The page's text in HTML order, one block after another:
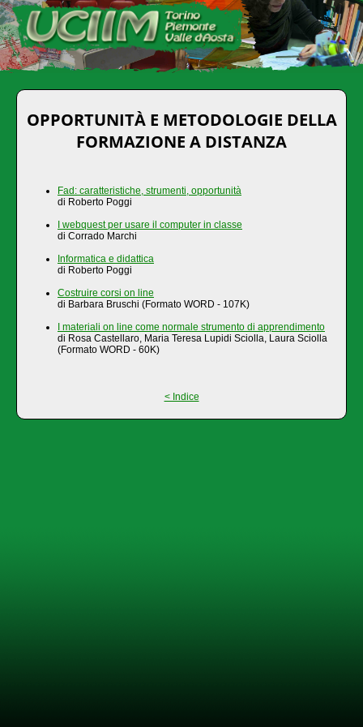
OPPORTUNITÀ E METODOLOGIE DELLA
FORMAZIONE A DISTANZA
Fad: caratteristiche, strumenti, opportunità
di Roberto Poggi
I webquest per usare il computer in classe
di Corrado Marchi
Informatica e didattica
di Roberto Poggi
Costruire corsi on line
di Barbara Bruschi (Formato WORD - 107K)
I materiali on line come normale strumento di apprendimento
di Rosa Castellaro, Maria Teresa Lupidi Sciolla, Laura Sciolla
(Formato WORD - 60K)
< Indice